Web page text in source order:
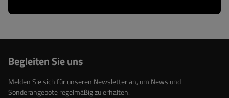
Begleiten Sie uns
Melden Sie sich für unseren Newsletter an, um News und
Sonderangebote regelmäßig zu erhalten.